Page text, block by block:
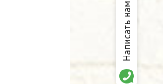
Написать нам